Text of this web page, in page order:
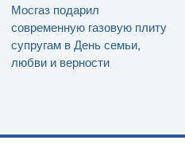
Мосгаз подарил
современную газовую плиту
супругам в День семьи,
любви и верности